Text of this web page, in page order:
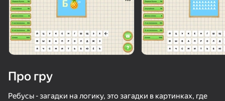
Гра працює тільки в горизонтальній
Про гру
Ребусы - загадки на логику, это загадки в картинках, где